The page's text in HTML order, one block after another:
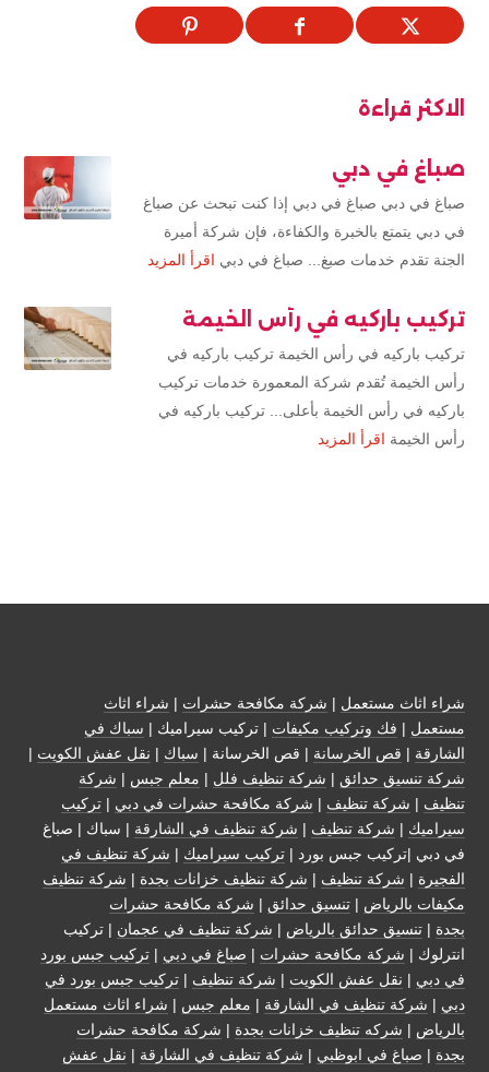
الاكثر قراءة
صباغ في دبي
صباغ في دبي صباغ في دبي إذا كنت تبحث عن صباغ
في دبي يتمتع بالخبرة والكفاءة، فإن شركة أميرة
الجنة تقدم خدمات صبغ... صباغ في دبي اقرأ المزيد
تركيب باركيه في رأس الخيمة
تركيب باركيه في رأس الخيمة تركيب باركيه في
رأس الخيمة تُقدم شركة المعمورة خدمات تركيب
باركيه في رأس الخيمة بأعلى... تركيب باركيه في
رأس الخيمة اقرأ المزيد
شراء اثاث مستعمل | شركة مكافحة حشرات | شراء اثاث
مستعمل | فك وتركيب مكيفات | تركيب سيراميك | سباك في
الشارقة | قص الخرسانة | قص الخرسانة | سباك | نقل عفش الكويت |
شركة تنسيق حدائق | شركة تنظيف فلل | معلم جبس | شركة
تنظيف | شركة تنظيف | شركة مكافحة حشرات في دبي | تركيب
سيراميك | شركة تنظيف | شركة تنظيف في الشارقة | سباك | صباغ
في دبي |تركيب جبس بورد | تركيب سيراميك | شركة تنظيف في
الفجيرة | شركة تنظيف | شركة تنظيف خزانات بجدة | شركة تنظيف
مكيفات بالرياض | تنسيق حدائق | شركة مكافحة حشرات
بجدة | تنسيق حدائق بالرياض | شركة تنظيف في عجمان | تركيب
انترلوك | شركة مكافحة حشرات | صباغ في دبي | تركيب جبس بورد
في دبي | نقل عفش الكويت | شركة تنظيف | تركيب جبس بورد في
دبي | شركة تنظيف في الشارقة | معلم جبس | شراء اثاث مستعمل
بالرياض | شركه تنظيف خزانات بجدة | شركة مكافحة حشرات
بجدة | صباغ في ابوظبي | شركة تنظيف في الشارقة | نقل عفش